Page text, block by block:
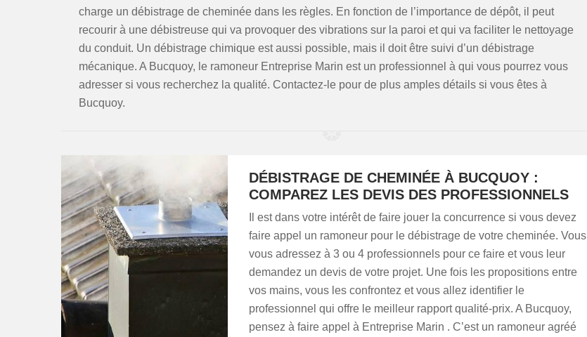
charge un débistrage de cheminée dans les règles. En fonction de l’importance de dépôt, il peut
recourir à une débistreuse qui va provoquer des vibrations sur la paroi et qui va faciliter le nettoyage
du conduit. Un débistrage chimique est aussi possible, mais il doit être suivi d’un débistrage
mécanique. A Bucquoy, le ramoneur Entreprise Marin est un professionnel à qui vous pourrez vous
adresser si vous recherchez la qualité. Contactez-le pour de plus amples détails si vous êtes à
Bucquoy.
DÉBISTRAGE DE CHEMINÉE À BUCQUOY :
COMPAREZ LES DEVIS DES PROFESSIONNELS
Il est dans votre intérêt de faire jouer la concurrence si vous devez
faire appel un ramoneur pour le débistrage de votre cheminée. Vous
vous adressez à 3 ou 4 professionnels pour ce faire et vous leur
demandez un devis de votre projet. Une fois les propositions entre
vos mains, vous les confrontez et vous allez identifier le
professionnel qui offre le meilleur rapport qualité-prix. A Bucquoy,
pensez à faire appel à Entreprise Marin . C’est un ramoneur agréé